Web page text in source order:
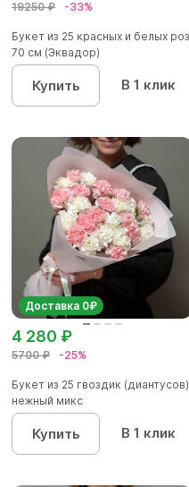
19250 ₽ -33%
Букет из 25 красных и белых роз
70 см (Эквадор)
Купить В 1 клик
Доставка 0₽
5700 ₽ -25%
4 280 ₽
Букет из 25 гвоздик (диантусов)
нежный микс
Купить В 1 клик